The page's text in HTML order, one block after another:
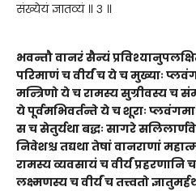
संख्येयं ज्ञातव्यं ॥ ३ ॥
भवन्तौ वानरं सैन्यं
परिमाणं च वीर्यं च ये च मुख्याः
मन्त्रिणो ये च रामस्य सुग्रीवस्य च
ये पूर्वमभिवर्तन्ते ये च शूराः
स च सेतुर्यथा बद्धः सागरे सलिलार्णवे
निवेशश्च तद्यथा तेषां वानराणां
रामस्य व्यवसायं च वीर्यं प्रहरणानि च
लक्ष्मणस्य च वीर्यं चतत्त्वतो